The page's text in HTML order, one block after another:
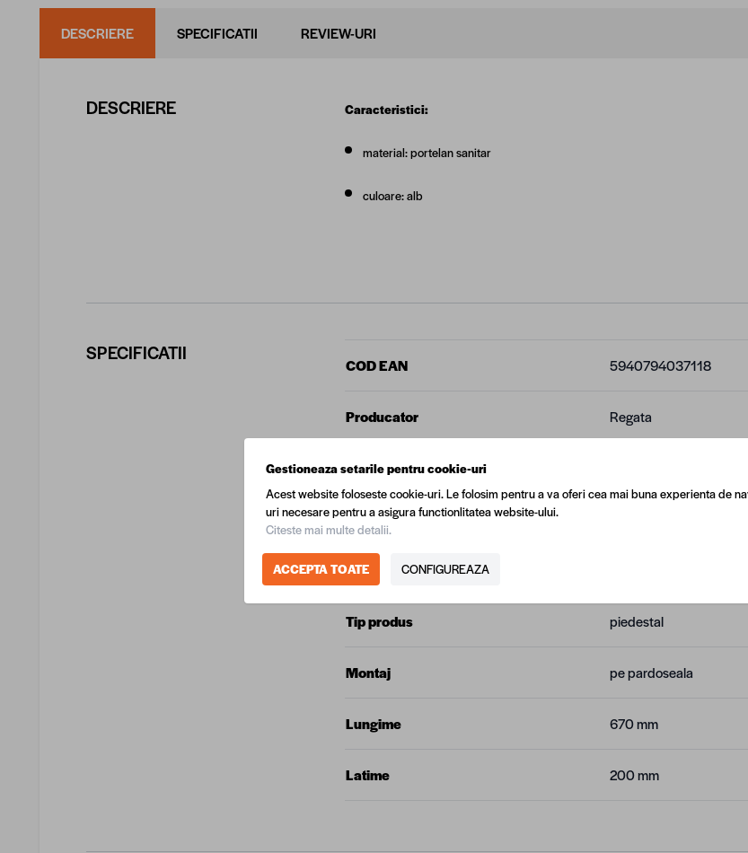
DESCRIERE SPECIFICATII REVIEW-URI
DESCRIERE Caracteristici:
material: portelan sanitar
culoare: alb
SPECIFICATII
COD EAN 5940794037118
Producator Regata
Culoare
Greutate (kg)
Tip material
Tip produs piedestal
Montaj pe pardoseala
Lungime 670 mm
Latime 200 mm
Gestioneaza setarile pentru cookie-uri
Acest website foloseste cookie-uri. Le folosim pentru a va oferi cea mai buna experienta de
uri necesare pentru a asigura functionlitatea website-ului.
Citeste mai multe detalii.
ACCEPTA TOATE CONFIGUREAZA